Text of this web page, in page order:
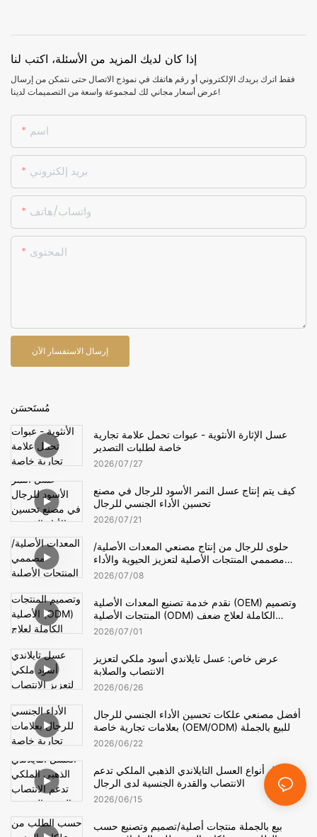
إذا كان لديك المزيد من الأسئلة، اكتب لنا
فقط اترك بريدك الإلكتروني أو رقم هاتفك في نموذج الاتصال حتى نتمكن من إرسال
عرض أسعار مجاني لك لمجموعة واسعة من التصميمات لدينا!
اسم
بريد إلكتروني
واتساب/هاتف
المحتوى
إرسال الاستفسار الآن
مُستَحسَن
عسل الإثارة الأنثوية - عبوات تحمل علامة تجارية
خاصة لطلبات التصدير
2026 07 27
كيف يتم إنتاج عسل النمر الأسود للرجال في مصنع
تحسين الأداء الجنسي للرجال
2026 07 21
حلوى للرجال من إنتاج مصنعي المعدات الأصلية/
مصممي المنتجات الأصلية لتعزيز الحيوية والأداء
الجنسي
2026 07 08
نقدم خدمة تصنيع المعدات الأصلية (OEM) وتصميم
المنتجات الأصلية (ODM) الكاملة لعلاج ضعف
2026 07 01
عرض خاص: عسل تايلاندي أسود ملكي لتعزيز
الانتصاب والصلابة
2026 06 26
أفضل مصنعي علكات تحسين الأداء الجنسي للرجال
بعلامات تجارية خاصة (OEM/ODM) للبيع بالجملة
2026 06 22
أفضل أنواع العسل التايلاندي الذهبي الملكي تدعم
الانتصاب والقدرة الجنسية لدى الرجال
2026 06 15
بيع بالجملة منتجات أصلية/تصميم وتصنيع حسب